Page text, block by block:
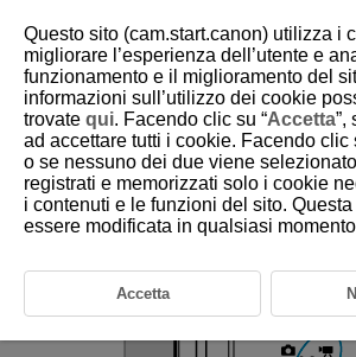
D388-029
Impostazione della modalità di
scatto o ripresa
Posizionare il selettore per
.
Questo sito (cam.start.canon) utilizza i
migliorare l’esperienza dell’utente e
funzionamento e il miglioramento del
informazioni sull’utilizzo dei cookie
trovate qui. Facendo clic su “Accetta”,
ad accettare tutti i cookie. Facendo clic
o se nessuno dei due viene
registrati e memorizzati solo i cookie
i contenuti e le funzioni del sito.
essere modificata in qualsiasi
Accetta